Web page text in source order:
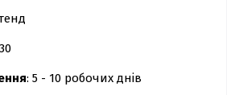
: 5 - 10 робочих днів